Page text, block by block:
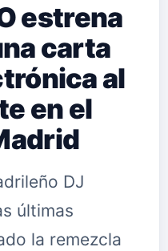
estrena
carta
al
en el
DJ
últimas
la remezcla